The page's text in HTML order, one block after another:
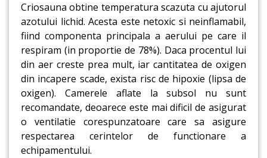
Criosauna obtine temperatura scazuta cu ajutorul
azotului lichid. Acesta este netoxic si neinflamabil,
fiind componenta principala a aerului pe care il
respiram (in proportie de 78%). Daca procentul lui
din aer creste prea mult, iar cantitatea de oxigen
din incapere scade, exista risc de hipoxie (lipsa de
oxigen). Camerele aflate la subsol nu sunt
recomandate, deoarece este mai dificil de asigurat
o ventilatie corespunzatoare care sa asigure
respectarea cerintelor de functionare a
echipamentului.